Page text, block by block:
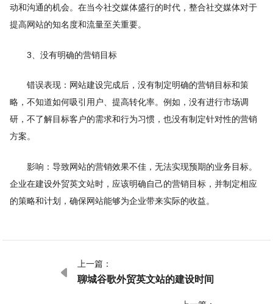
动和沟通的机会。在当今社交媒体盛行的时代，整合社交媒体对于
提高网站的知名度和流量至关重要。
3、没有明确的营销目标
错误表现：网站建设完成后，没有制定明确的营销目标和策
略，不知道如何吸引用户、提高转化率。例如，没有进行市场调
研，不了解目标客户的需求和行为习惯，也没有制定针对性的营销
方案。
影响：导致网站的营销效果不佳，无法实现预期的业务目标。
企业在建设外贸英文站时，应该明确自己的营销目标，并制定相应
的策略和计划，确保网站能够为企业带来实际的收益。

上一篇：
聊城谷歌外贸英文站的建设时间